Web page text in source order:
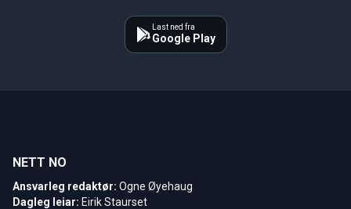
Last ned fra
Google Play
NETT NO
Ansvarleg redaktør: Ogne Øyehaug
Dagleg leiar: Eirik Staurset